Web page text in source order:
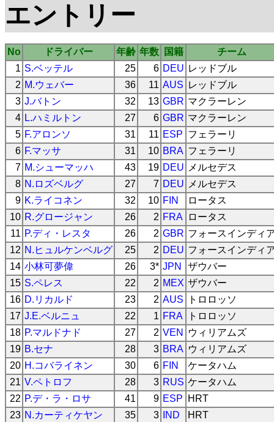
エントリー
No ドライバー 年齢 年数 国籍
チーム
1 S.ベッテル 25 6 DEU レッドブル
2 M.ウェバー 36 11 AUS レッドブル
3 J.バトン 32 13 GBR マクラーレン
4 L.ハミルトン 27 6 GBR マクラーレン
5 F.アロンソ 31 11 ESP フェラーリ
6 F.マッサ 31 10 BRA フェラーリ
7 M.シューマッハ 43 19 DEU
メルセデス
8 N.ロズベルグ 27 7 DEU
メルセデス
9 K.ライコネン 32 10 FIN
ロータス
10 R.グロージャン 26 2 FRA
ロータス
11 P.ディ・レスタ 26 2 GBR フォースインディ
12 N.ヒュルケンベルグ 25 2 DEU フォースインディ
14 小林可夢偉 26 3* JPN
ザウバー
15 S.ペレス 22 2 MEX ザウバー
16 D.リカルド 23 2 AUS
トロロッソ
17 J.E.ベルニュ 22 1 FRA
トロロッソ
18 P.マルドナド 27 2 VEN
ウィリアムズ
19 B.セナ 28 3 BRA ウィリアムズ
20 H.コバライネン 30 6 FIN
ケータハム
21 V.ペトロフ 28 3 RUS ケータハム
22 P.デ・ラ・ロサ 41 9 ESP
HRT
23 N.カーティケヤン 35 3 IND
HRT